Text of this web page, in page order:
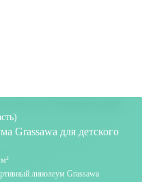
Grassawa для детского
линолеум Grassawa